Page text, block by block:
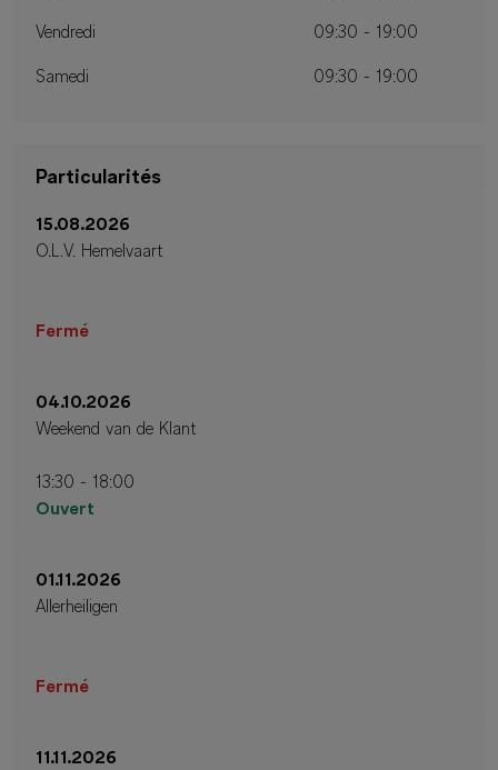
Vendredi 09:30 - 19:00
Samedi 09:30 - 19:00
Particularités
15.08.2026
O.L.V. Hemelvaart
Fermé
04.10.2026
Weekend van de Klant
13:30 - 18:00
Ouvert
01.11.2026
Allerheiligen
Fermé
11.11.2026